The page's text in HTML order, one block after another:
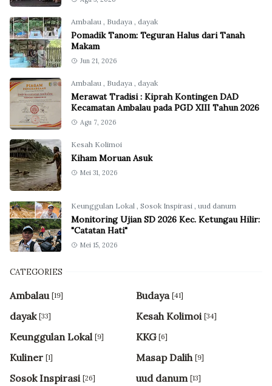
Ambalau Budaya dayak
Pomadik Tanom: Teguran Halus dari Tanah
Makam
Jun 21, 2026
Ambalau Budaya dayak
Merawat Tradisi : Kiprah Kontingen DAD
Kecamatan Ambalau pada PGD XIII Tahun 2026
Agu 7, 2026
Kesah Kolimoi
Kiham Moruan Asuk
Mei 31, 2026
Keunggulan Lokal Sosok Inspirasi uud danum
Monitoring Ujian SD 2026 Kec. Ketungau Hilir:
"Catatan Hati"
Mei 15, 2026
CATEGORIES
Ambalau [19] Budaya [41]
dayak [33] Kesah Kolimoi [34]
Keunggulan Lokal [9] KKG [6]
Kuliner [1] Masap Dalih [9]
Sosok Inspirasi [26] uud danum [13]